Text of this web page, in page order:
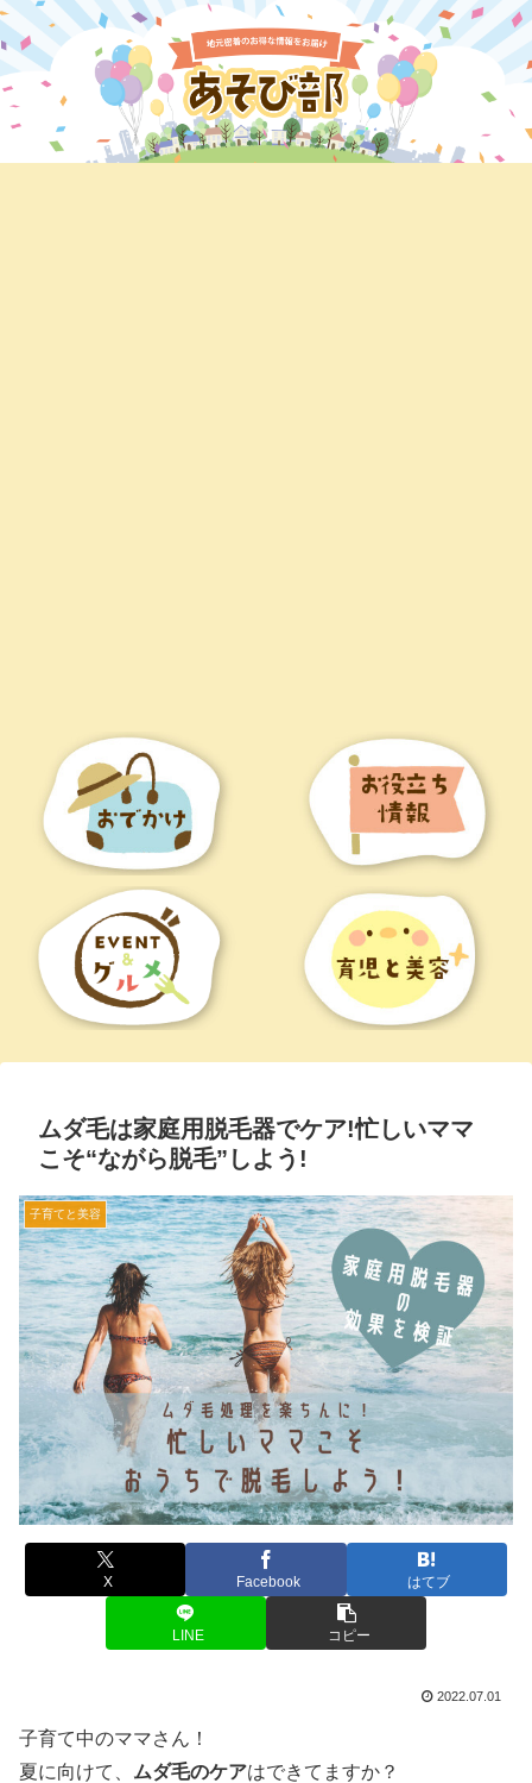
ムダ毛は家庭用脱毛器でケア!忙しいママ
こそ“ながら脱毛”しよう!
子育てと美容
X Facebook はてブ
LINE コピー
2022.07.01
子育て中のママさん！
夏に向けて、 ムダ毛のケアはできてますか？